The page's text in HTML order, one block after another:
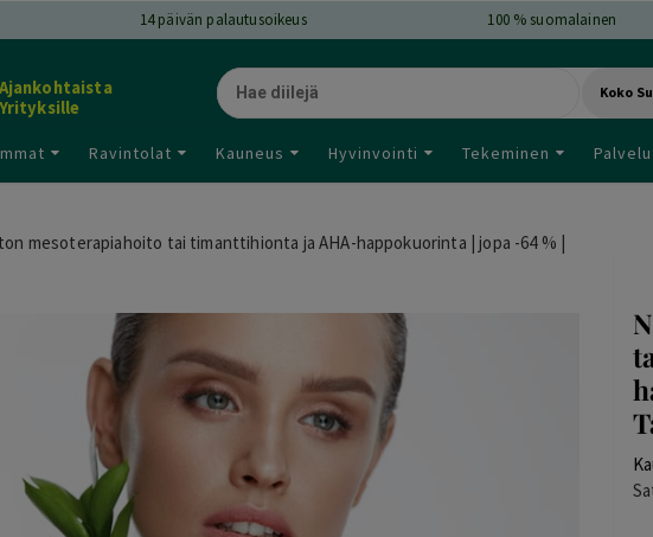
14päivän palautusoikeus 100 % suomalainen
Ajankohtaista
Yrityksille
Koko
Ravintolat Kauneus Hyvinvointi Tekeminen
mesoterapiahoito tai timanttihionta ja AHA-happokuorinta | jopa -64 % |